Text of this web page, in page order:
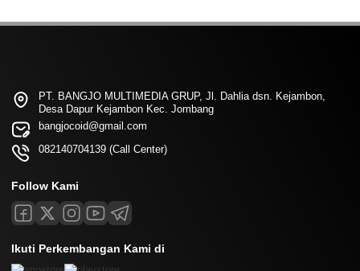
PT. BANGJO MULTIMEDIA GRUP, Jl. Dahlia dsn. Kejambon,
Desa Dapur Kejambon Kec. Jombang
bangjocoid@gmail.com
082140704139 (Call Center)
Follow Kami
Ikuti Perkembangan Kami di